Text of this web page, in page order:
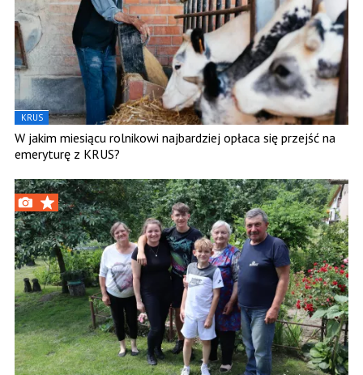
KRUS
W jakim miesiącu rolnikowi najbardziej opłaca się przejść na
emeryturę z KRUS?